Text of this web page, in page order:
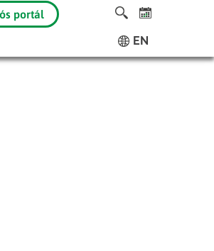
portál
EN